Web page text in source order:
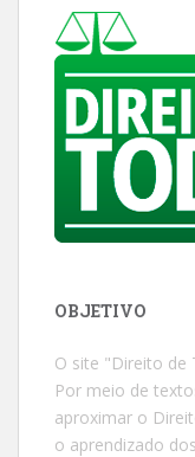
OBJETIVO
O site "Direito de
Por meio de
aproximar o
o aprendizado